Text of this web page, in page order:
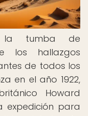
la tumba de
los hallazgos
de todos los
en el año 1922,
Howard
expedición para